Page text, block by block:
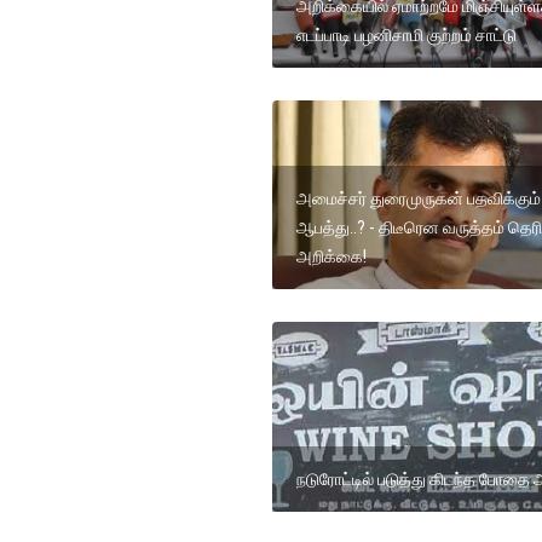
அறிக்கையில் ஏமாற்றமே
எடப்பாடி பழனிசாமி குற்றம் சாட்டு
அமைச்சர் துரைமுருகன் பதவிக்கும்
ஆபத்து..? - திடீரென வருத்தம்
அறிக்கை!
நடுரோட்டில் படுத்து கிடந்த போதை